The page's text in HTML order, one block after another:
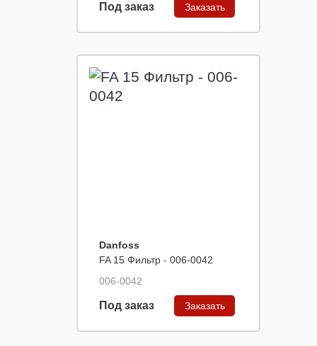
Под заказ Заказать
Danfoss
FA 15 Фильтр - 006-0042
006-0042
Под заказ Заказать